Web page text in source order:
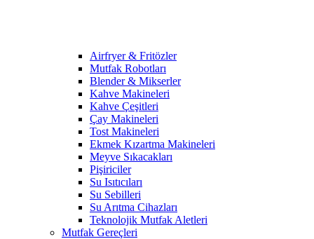
Airfryer & Fritözler
Mutfak Robotları
Blender & Mikserler
Kahve Makineleri
Kahve Çeşitleri
Çay Makineleri
Tost Makineleri
Ekmek Kızartma Makineleri
Meyve Sıkacakları
Pişiriciler
Su Isıtıcıları
Su Sebilleri
Su Arıtma Cihazları
Teknolojik Mutfak Aletleri
Mutfak Gereçleri